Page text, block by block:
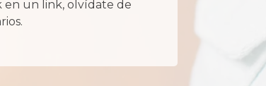
en un link, olvídate de